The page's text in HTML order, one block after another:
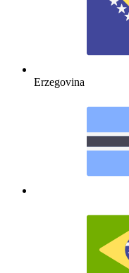
Erzegovina